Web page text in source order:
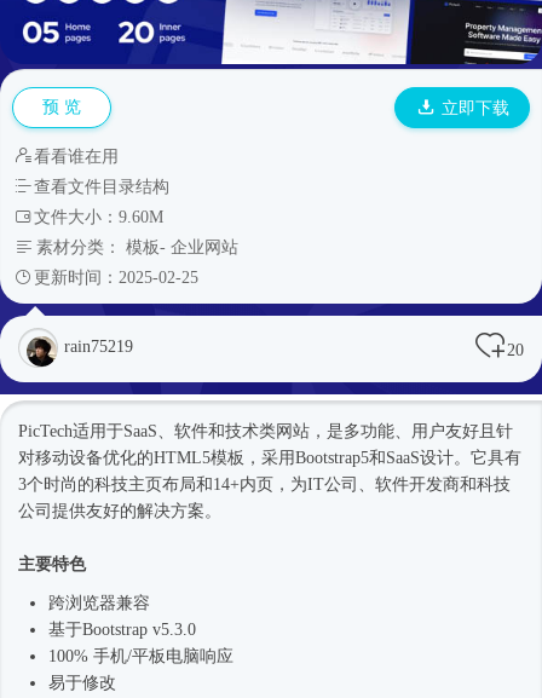
预 览 立即下载
看看谁在用
查看文件目录结构
文件大小：9.60M
素材分类： 模板- 企业网站
更新时间：2025-02-25
rain75219 20
PicTech适用于SaaS、软件和技术类网站，是多功能、用户友好且针
对移动设备优化的HTML5模板 ，采用Bootstrap5和SaaS设计。它具有
3个 时尚 的科技主页布局和14+内页，为IT公司、软件开发商和科技
公司提供友好的解决方案。
主要特色
跨浏览器兼容
基于Bootstrap v5.3.0
100% 手机/平板电脑响应
易于修改